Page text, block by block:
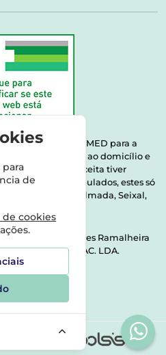
pelo INFARMED para a
de saúde ao domicílio e
| Se na sua receita tiver
Manipulados, estes só
concelhos: Almada, Seixal,
Alexandra Fernandes Ramalheira
SOC. FARMAC. LDA.
036 Almada
de
cookies